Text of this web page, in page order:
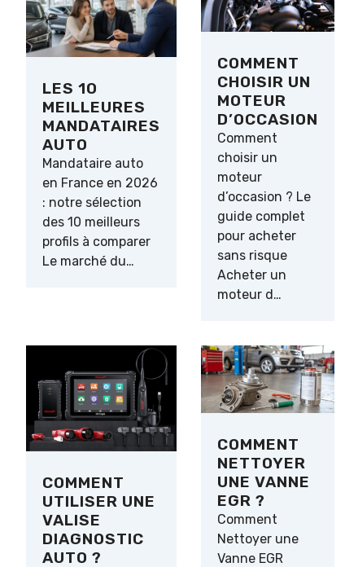
LES 10
MEILLEURES
MANDATAIRES
AUTO
Mandataire auto
en France en 2026
: notre sélection
des 10 meilleurs
profils à comparer
Le marché du…
COMMENT
CHOISIR UN
MOTEUR
D’OCCASION
Comment
choisir un
moteur
d’occasion ? Le
guide complet
pour acheter
sans risque
Acheter un
moteur d…
COMMENT
UTILISER UNE
VALISE
DIAGNOSTIC
AUTO ?
COMMENT
NETTOYER
UNE VANNE
EGR ?
Comment
Nettoyer une
Vanne EGR